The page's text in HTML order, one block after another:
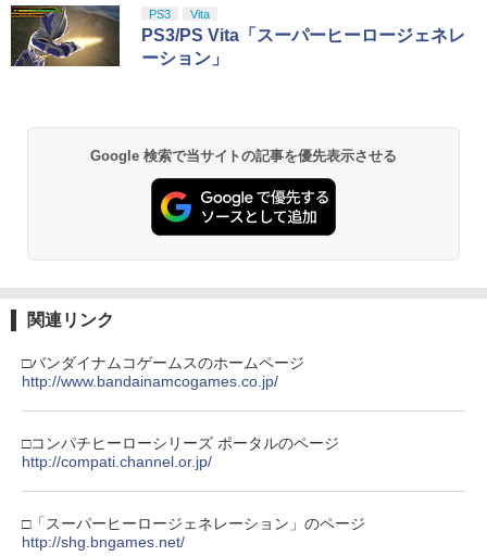
PS3 Vita
PS3/PS Vita「スーパーヒーロージェネレ
ーション」
Google 検索で当サイトの記事を優先表示させる
関連リンク
□バンダイナムコゲームスのホームページ
http://www.bandainamcogames.co.jp/
□コンパチヒーローシリーズ ポータルのページ
http://compati.channel.or.jp/
□「スーパーヒーロージェネレーション」のページ
http://shg.bngames.net/